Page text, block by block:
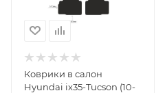
Коврики в салон
Hyundai ix35-Tucson (10-